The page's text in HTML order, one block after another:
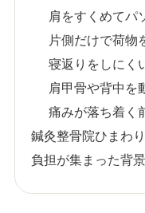
肩をすくめてパ
片側だけで荷物
寝返りをしにく
肩甲骨や背中を
痛みが落ち着く
鍼灸整骨院ひまわ
負担が集まった背